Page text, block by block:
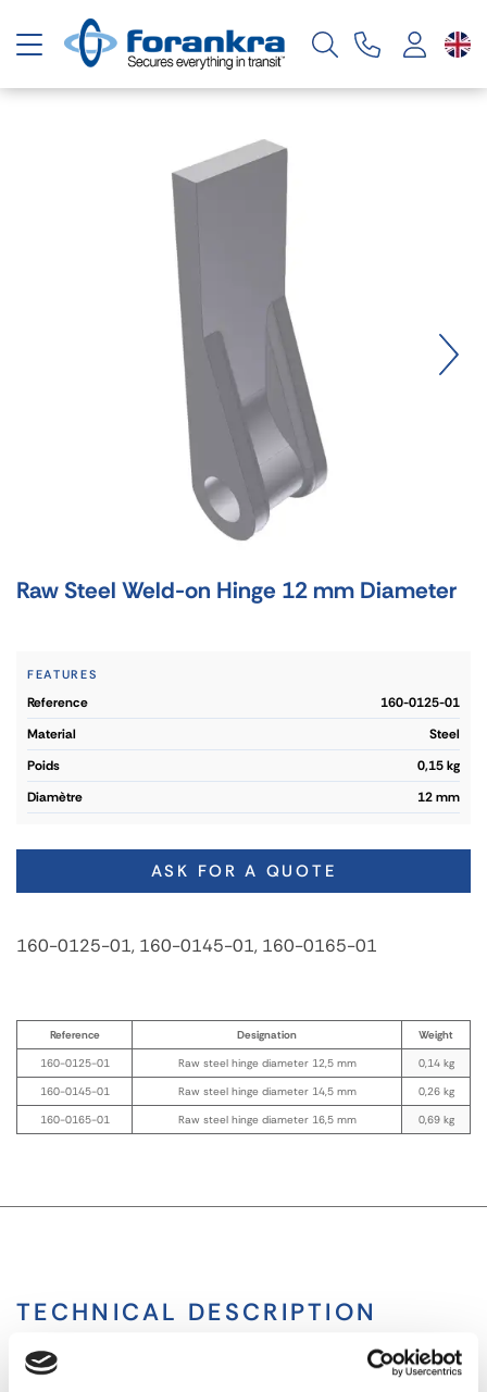
Toggle navigation
Raw Steel Weld-on Hinge 12 mm Diameter
FEATURES
reference
160-0125-01
material
Steel
poids
0,15 kg
diamètre
12 mm
ASK FOR A QUOTE
160-0125-01, 160-0145-01, 160-0165-01
Reference Designation
Weight
160-0125-01
Raw steel hinge diameter 12,5 mm
0,14 kg
160-0145-01
Raw steel hinge diameter 14,5 mm
0,26 kg
160-0165-01
Raw steel hinge diameter 16,5 mm 0,69 kg
TECHNICAL DESCRIPTION
Raw Steel Weld-on Hinge 12 mm Diameter